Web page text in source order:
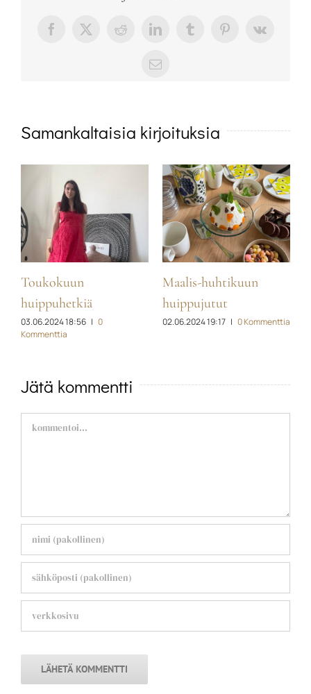
Facebook
X RedditLinkedInTumblrPinterest
Vk
sähköposti
Samankaltaisia kirjoituksia
Toukokuun
huippuhetkiä
03.06.2024 18:56 | 0
Kommenttia
Maalis-huhtikuun
huippujutut
02.06.2024 19:17 | 0 Kommenttia
Jätä kommentti
Comment